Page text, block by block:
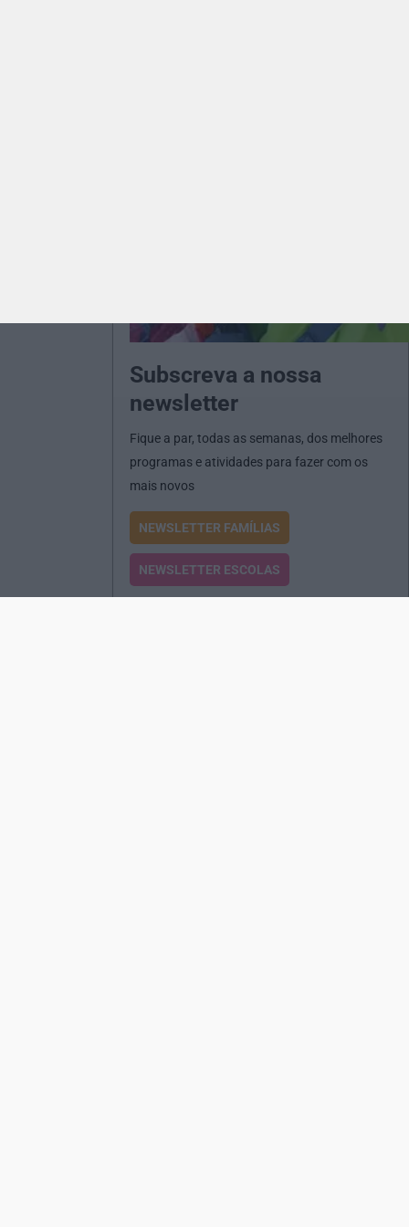
Subscreva a nossa
newsletter
Fique a par, todas as semanas, dos melhores
programas e atividades para fazer com os
mais novos
NEWSLETTER FAMÍLIAS
NEWSLETTER ESCOLAS